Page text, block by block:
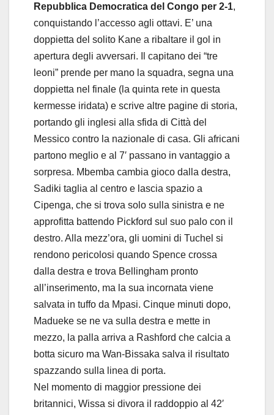
Repubblica Democratica del Congo per 2-1,
conquistando l’accesso agli ottavi. E’ una
doppietta del solito Kane a ribaltare il gol in
apertura degli avversari. Il capitano dei “tre
leoni” prende per mano la squadra, segna una
doppietta nel finale (la quinta rete in questa
kermesse iridata) e scrive altre pagine di storia,
portando gli inglesi alla sfida di Città del
Messico contro la nazionale di casa. Gli africani
partono meglio e al 7′ passano in vantaggio a
sorpresa. Mbemba cambia gioco dalla destra,
Sadiki taglia al centro e lascia spazio a
Cipenga, che si trova solo sulla sinistra e ne
approfitta battendo Pickford sul suo palo con il
destro. Alla mezz’ora, gli uomini di Tuchel si
rendono pericolosi quando Spence crossa
dalla destra e trova Bellingham pronto
all’inserimento, ma la sua incornata viene
salvata in tuffo da Mpasi. Cinque minuti dopo,
Madueke se ne va sulla destra e mette in
mezzo, la palla arriva a Rashford che calcia a
botta sicuro ma Wan-Bissaka salva il risultato
spazzando sulla linea di porta.
Nel momento di maggior pressione dei
britannici, Wissa si divora il raddoppio al 42′